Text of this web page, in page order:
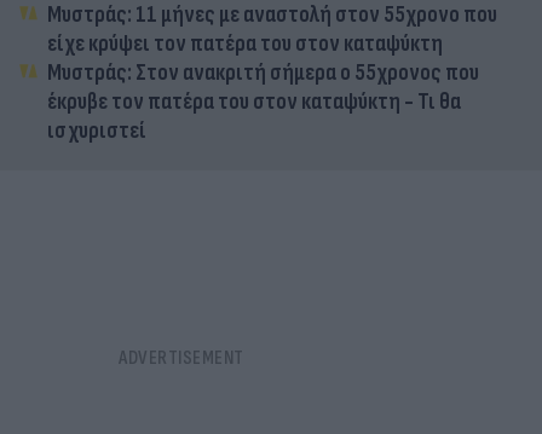
Μυστράς: 11 μήνες με αναστολή στον 55χρονο που
είχε κρύψει τον πατέρα του στον καταψύκτη
Μυστράς: Στον ανακριτή σήμερα ο 55χρονος που
έκρυβε τον πατέρα του στον καταψύκτη - Τι θα
ισχυριστεί